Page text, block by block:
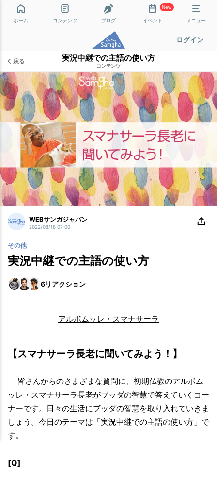
ホーム コンテンツ ブログ
New
イベント メニュー
ログイン
戻る 実況中継での主語の使い方
コンテンツ
WEBサンガジャパン
2022/08/18 07:00
その他
実況中継での主語の使い方
6リアクション
アルボムッレ・スマナサーラ
【スマナサーラ長老に聞いてみよう！】
皆さんからのさまざまな質問に、初期仏教のアルボム
ッレ・スマナサーラ長老がブッダの智慧で答えていくコー
ナーです。日々の生活にブッダの智慧を取り入れていきま
しょう。今日のテーマは「実況中継での主語の使い方」で
す。
[Q]